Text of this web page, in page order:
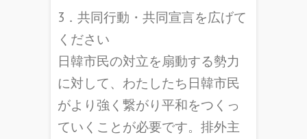
3．共同行動・共同宣言を広げて
ください
日韓市民の対立を扇動する勢力
に対して、わたしたち日韓市民
がより強く繋がり平和をつくっ
ていくことが必要です。排外主